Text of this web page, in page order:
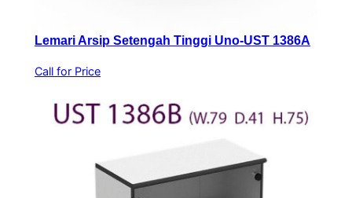
Lemari Arsip Setengah Tinggi Uno-UST 1386A
Call for Price